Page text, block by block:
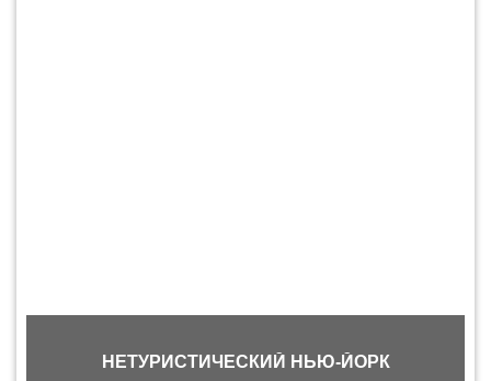
НЕТУРИСТИЧЕСКИЙ НЬЮ-ЙОРК